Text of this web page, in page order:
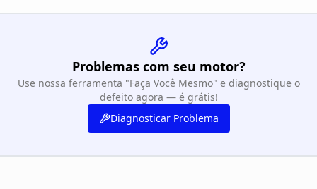
Problemas com seu motor?
Use nossa ferramenta "Faça Você Mesmo" e diagnostique o
defeito agora — é grátis!
Diagnosticar Problema